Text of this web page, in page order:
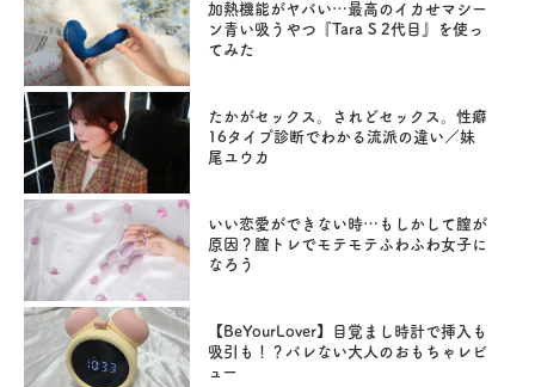
加熱機能がヤバい…最高のイカせマシー
ン青い吸うやつ『Tara S 2代目』を使っ
てみた
たかがセックス。されどセックス。性癖
16タイプ診断でわかる流派の違い／妹
尾ユウカ
いい恋愛ができない時…もしかして膣が
原因？膣トレでモテモテふわふわ女子に
なろう
【BeYourLover】目覚まし時計で挿入も
吸引も！？バレない大人のおもちゃレビ
ュー